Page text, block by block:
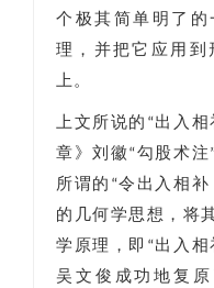
个极其简单明了
理，并把它应用到
上。
上文所说的“出入
章》刘徽“勾股术
所谓的“令出入相
的几何学思想，将
学原理，即“出入相
吴文俊成功地复